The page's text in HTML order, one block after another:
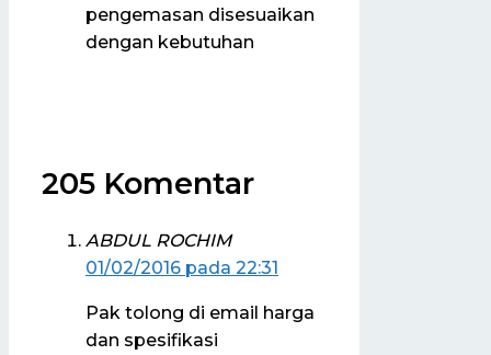
pengemasan disesuaikan
dengan kebutuhan
205 Komentar
ABDUL ROCHIM
01/02/2016 pada 22:31
Pak tolong di email harga
dan spesifikasi